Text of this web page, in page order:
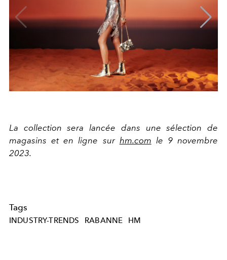
La collection sera lancée dans une sélection de
magasins et en ligne sur hm.com le 9 novembre
2023.
Tags
INDUSTRY-TRENDS RABANNE HM